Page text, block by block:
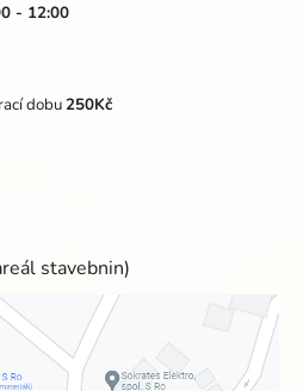
- 12:00
dobu250Kč
stavebnin)